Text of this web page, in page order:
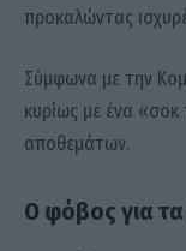
προκαλώντας
Σύμφωνα με την
κυρίως με ένα «σοκ
αποθεμάτων.
Ο φόβος για